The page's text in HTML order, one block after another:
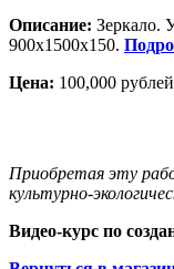
Описание: Зеркало.
900х1500х150.
Цена: 100,000 рублей
Приобретая эту
культурно-
Видео-курс по